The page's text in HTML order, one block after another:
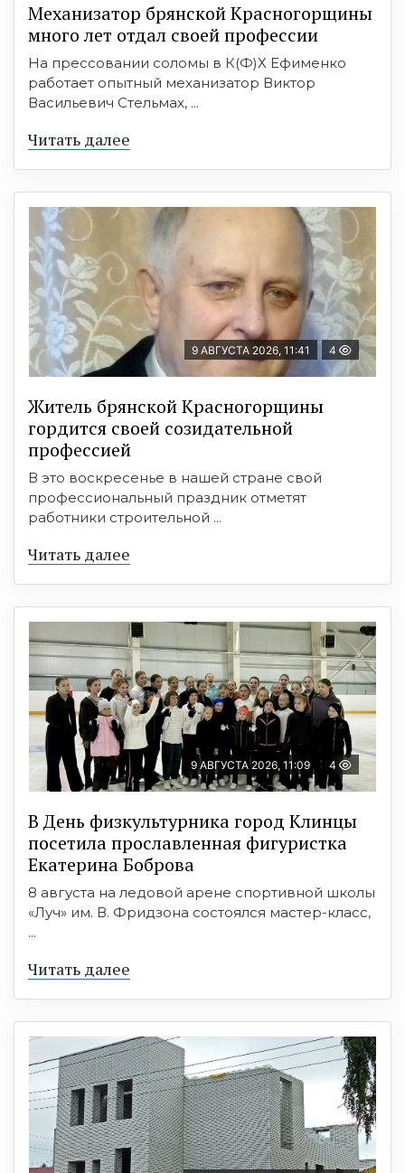
Механизатор брянской Красногорщины
много лет отдал своей профессии
На прессовании соломы в К(Ф)Х Ефименко
работает опытный механизатор Виктор
Васильевич Стельмах, ...
Читать далее
9 АВГУСТА 2026, 11:41 4
Житель брянской Красногорщины
гордится своей созидательной
профессией
В это воскресенье в нашей стране свой
профессиональный праздник отметят
работники строительной ...
Читать далее
9 АВГУСТА 2026, 11:09 4
В День физкультурника город Клинцы
посетила прославленная фигуристка
Екатерина Боброва
8 августа на ледовой арене спортивной школы
«Луч» им. В. Фридзона состоялся мастер-класс,
...
Читать далее